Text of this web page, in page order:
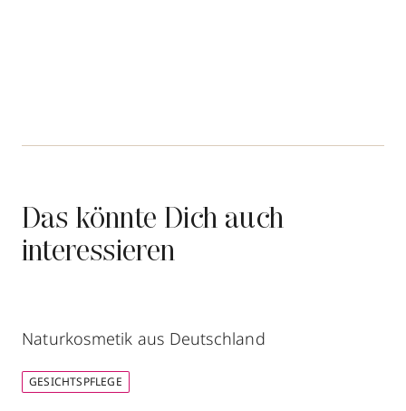
Das könnte Dich auch
interessieren
Naturkosmetik aus Deutschland
GESICHTSPFLEGE